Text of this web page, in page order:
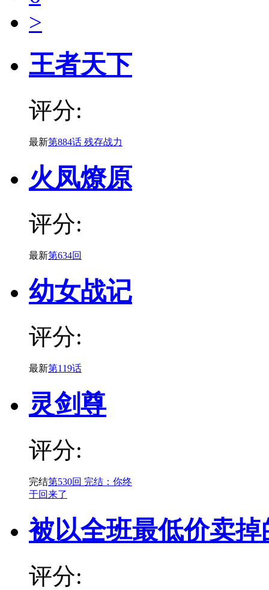
>
王者天下
评分:
最新第884话 残存战力
火凤燎原
评分:
最新第634回
幼女战记
评分:
最新第119话
灵剑尊
评分:
完结第530回 完结：你终
于回来了
被以全班最低价卖
评分: